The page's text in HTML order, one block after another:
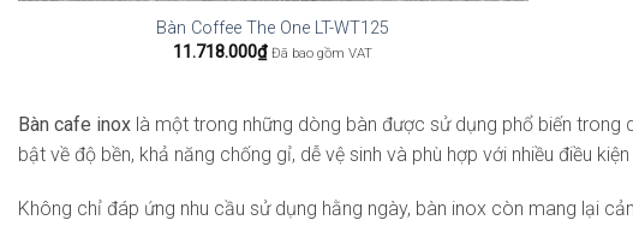
Bàn Coffee The One LT-WT125
11.718.000₫ Đã bao gồm VAT
Bàn cafe inox là một trong những dòng bàn được sử dụng phổ biến trong
bật về độ bền, khả năng chống gỉ, dễ vệ sinh và phù hợp với nhiều điều
Không chỉ đáp ứng nhu cầu sử dụng hằng ngày, bàn inox còn mang lại